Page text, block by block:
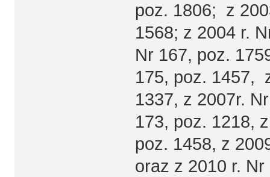
poz. 1806; z
1568; z 2004 r.
Nr 167, poz.
175, poz. 1457,
1337, z 2007r.
173, poz. 1218,
poz. 1458, z
oraz z 2010 r.